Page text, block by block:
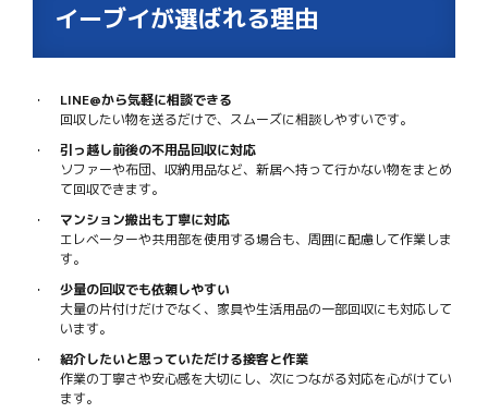
イーブイが選ばれる理由
LINE@から気軽に相談できる
回収したい物を送るだけで、スムーズに相談しやすいです。
引っ越し前後の不用品回収に対応
ソファーや布団、収納用品など、新居へ持って行かない物をまとめ
て回収できます。
マンション搬出も丁寧に対応
エレベーターや共用部を使用する場合も、周囲に配慮して作業しま
す。
少量の回収でも依頼しやすい
大量の片付けだけでなく、家具や生活用品の一部回収にも対応して
います。
紹介したいと思っていただける接客と作業
作業の丁寧さや安心感を大切にし、次につながる対応を心がけてい
ます。